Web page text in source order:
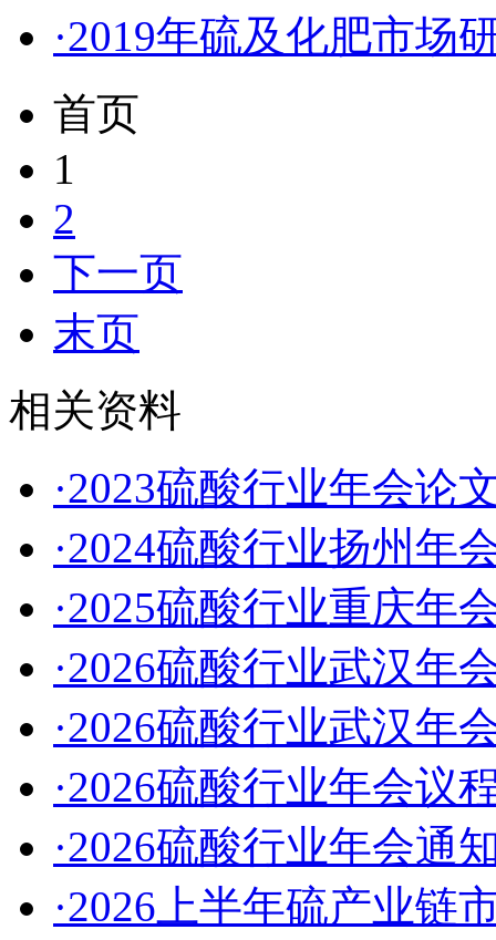
·2019年硫及化肥市场
首页
1
2
下一页
末页
相关资料
·2023硫酸行业年会论
·2024硫酸行业扬州年
·2025硫酸行业重庆年
·2026硫酸行业武汉年
·2026硫酸行业武汉年
·2026硫酸行业年会议
·2026硫酸行业年会通
·2026上半年硫产业链